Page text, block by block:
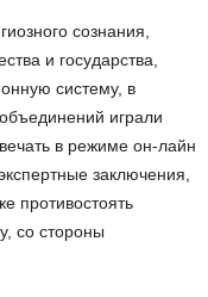
сознания,
и государства,
систему, в
играли
в режиме он-лайн
заключения,
противостоять
со стороны